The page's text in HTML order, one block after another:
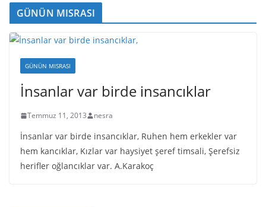
GÜNÜN MISRASI
GÜNÜN MISRASI
İnsanlar var birde insancıklar
Temmuz 11, 2013 nesra
İnsanlar var birde insancıklar, Ruhen hem erkekler var
hem kancıklar, Kızlar var haysiyet şeref timsali, Şerefsiz
herifler oğlancıklar var. A.Karakoç